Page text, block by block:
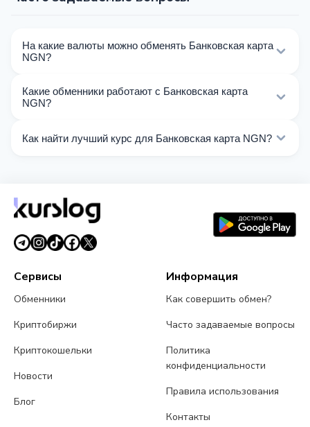
На какие валюты можно обменять Банковская карта
NGN?
Банковская карта NGN. Выберите нужное
Какие обменники работают с Банковская карта
NGN?
операции с Банковская карта NGN.
Как найти лучший курс для Банковская карта NGN?
обновляются в реальном времени.
Сервисы
Обменники
Криптобиржи
Криптокошельки
Новости
Блог
Информация
Как совершить обмен?
Часто задаваемые вопросы
Политика
конфиденциальности
Правила использования
Контакты